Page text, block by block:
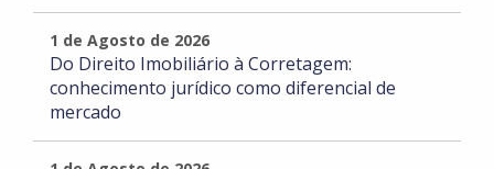
1 de Agosto de 2026
Do Direito Imobiliário à Corretagem:
conhecimento jurídico como diferencial de
mercado